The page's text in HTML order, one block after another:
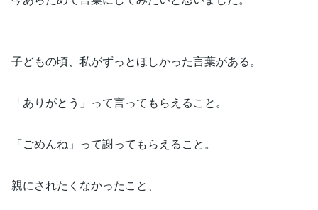
子どもの頃、私がずっとほしかった言葉がある。
「ありがとう」って言ってもらえること。
「ごめんね」って謝ってもらえること。
親にされたくなかったこと、